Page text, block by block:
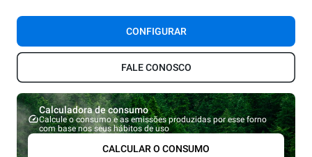
CONFIGURAR
FALE CONOSCO
Calculadora de consumo
Calcule o consumo e as emissões produzidas por esse forno
com base nos seus hábitos de uso
CALCULAR O CONSUMO